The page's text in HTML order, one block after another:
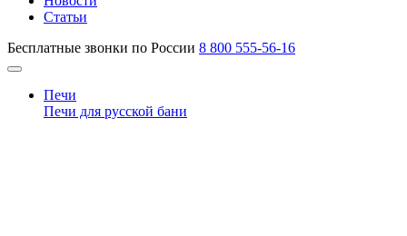
Статьи
Бесплатные звонки по России 8 800 555-56-16
Печи
Печи для русской бани